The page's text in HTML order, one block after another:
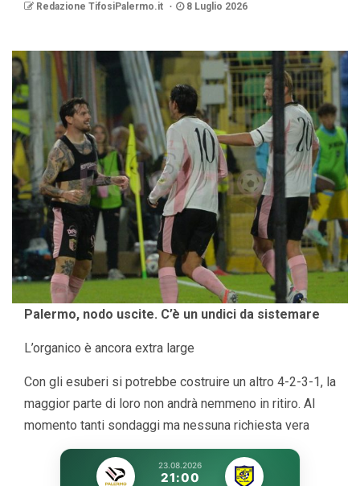
Redazione TifosiPalermo.it 8 Luglio 2026
Palermo, nodo uscite. C’è un undici da sistemare
L’organico è ancora extra large
Con gli esuberi si potrebbe costruire un altro 4-2-3-1, la
maggior parte di loro non andrà nemmeno in ritiro. Al
momento tanti sondaggi ma nessuna richiesta vera
23.08.2026
21:00